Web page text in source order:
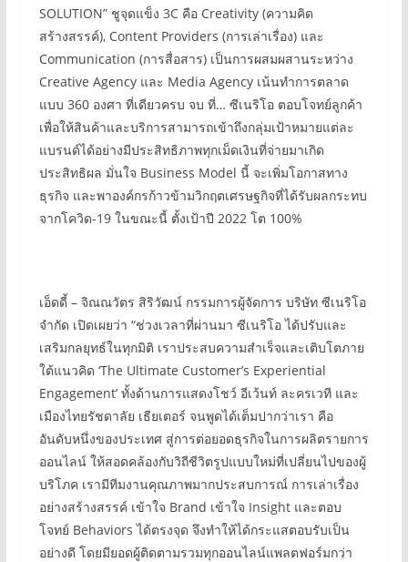
SOLUTION” ชูจุดแข็ง 3C คือ Creativity (ความคิด
สร้างสรรค์), Content Providers (การเล่าเรื่อง) และ
Communication (การสื่อสาร) เป็นการผสมผสานระหว่าง
Creative Agency และ Media Agency เน้นทำการตลาด
แบบ 360 องศา ที่เดียวครบ จบ ที่… ซีเนริโอ ตอบโจทย์ลูกค้า
เพื่อให้สินค้าและบริการสามารถเข้าถึงกลุ่มเป้าหมายแต่ละ
แบรนด์ได้อย่างมีประสิทธิภาพทุกเม็ดเงินที่จ่ายมาเกิด
ประสิทธิผล มั่นใจ Business Model นี้ จะเพิ่มโอกาสทาง
ธุรกิจ และพาองค์กรก้าวข้ามวิกฤตเศรษฐกิจที่ได้รับผลกระทบ
จากโควิด-19 ในขณะนี้ ตั้งเป้าปี 2022 โต 100%
เอ็ดดี้ – จิณณวัตร สิริวัฒน์ กรรมการผู้จัดการ บริษัท ซีเนริโอ
จำกัด เปิดเผยว่า “ช่วงเวลาที่ผ่านมา ซีเนริโอ ได้ปรับและ
เสริมกลยุทธ์ในทุกมิติ เราประสบความสำเร็จและเติบโตภาย
ใต้แนวคิด ‘The Ultimate Customer’s Experiential
Engagement’ ทั้งด้านการแสดงโชว์ อีเว้นท์ ละครเวที และ
เมืองไทยรัชดาลัย เธียเตอร์ จนพูดได้เต็มปากว่าเรา คือ
อันดับหนึ่งของประเทศ สู่การต่อยอดธุรกิจในการผลิตรายการ
ออนไลน์ ให้สอดคล้องกับวิถีชีวิตรูปแบบใหม่ที่เปลี่ยนไปของผู้
บริโภค เรามีทีมงานคุณภาพมากประสบการณ์ การเล่าเรื่อง
อย่างสร้างสรรค์ เข้าใจ Brand เข้าใจ Insight และตอบ
โจทย์ Behaviors ได้ตรงจุด จึงทำให้ได้กระแสตอบรับเป็น
อย่างดี โดยมียอดผู้ติดตามรวมทุกออนไลน์แพลตฟอร์มกว่า